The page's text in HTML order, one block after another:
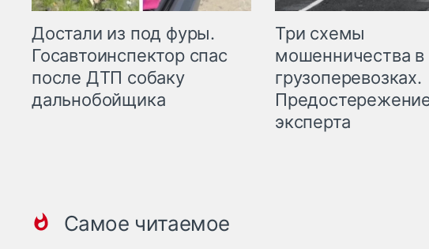
Достали из под фуры.
Госавтоинспектор спас
после ДТП собаку
дальнобойщика
Три схемы
мошенничества в
грузоперевозках.
эксперта
Самое читаемое